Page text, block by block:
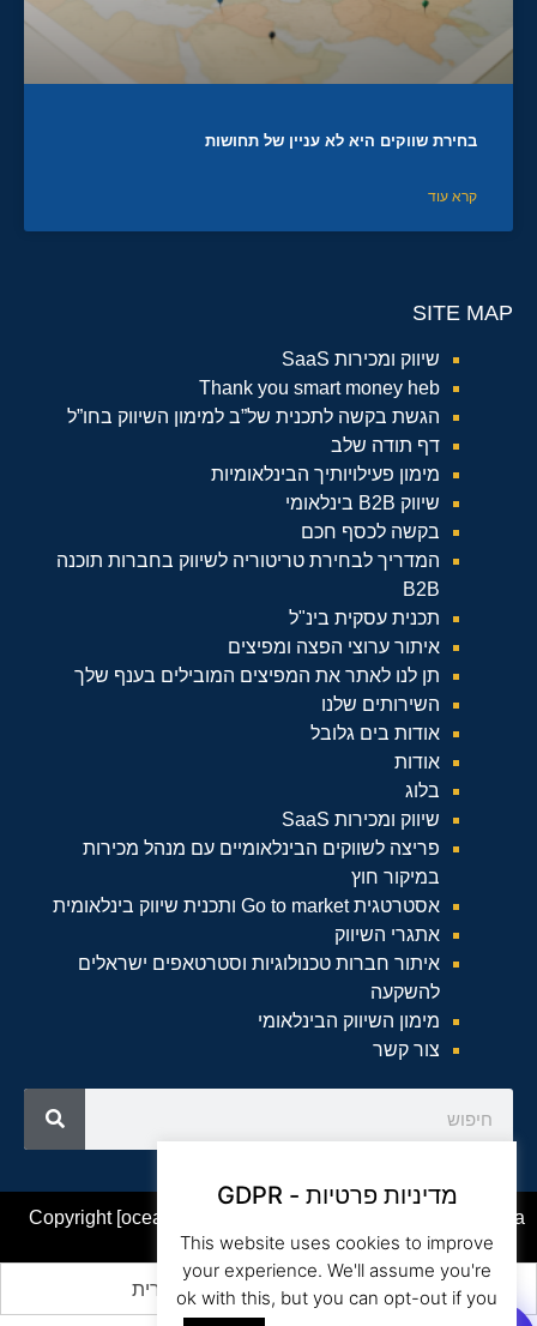
בחירת שווקים היא לא עניין של תחושות
קרא עוד
SITE MAP
שיווק ומכירות SaaS
Thank you smart money heb
הגשת בקשה לתכנית של”ב למימון השיווק בחו”ל
דף תודה שלב
מימון פעילויותיך הבינלאומיות
שיווק B2B בינלאומי
בקשה לכסף חכם
המדריך לבחירת טריטוריה לשיווק בחברות תוכנה
B2B
תכנית עסקית בינ"ל
איתור ערוצי הפצה ומפיצים
תן לנו לאתר את המפיצים המובילים בענף שלך
השירותים שלנו
אודות בים גלובל
אודות
בלוג
שיווק ומכירות SaaS
פריצה לשווקים הבינלאומיים עם מנהל מכירות
במיקור חוץ
אסטרטגית Go to market ותכנית שיווק בינלאומית
אתגרי השיווק
איתור חברות טכנולוגיות וסטרטאפים ישראלים
להשקעה
מימון השיווק הבינלאומי
צור קשר
Copyright [oceanwp_date] – Beam Global Website by Asia
מדיניות פרטיות - GDPR
This website uses cookies to improve
your experience. We'll assume you're
ok with this, but you can opt-out if you
English
(אנגלית) עברית